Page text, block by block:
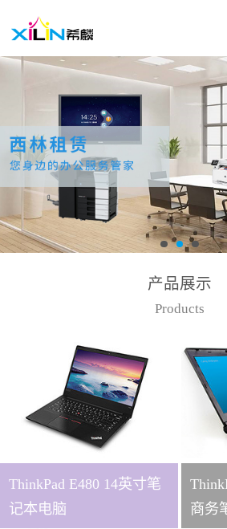
产品展示
Products
ThinkPad E480 14英寸笔
记本电脑
商务